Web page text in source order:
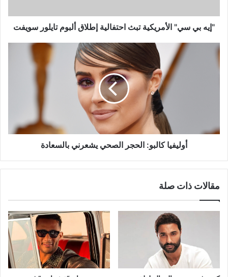
تايلور
سويفت
"إيه بي سي" الأمريكية تبث احتفالية إطلاق ألبوم تايلور سويفت
أوليفيا
الحجر
أوليفيا كالبو: الحجر الصحي يشعرني بالسعادة
مقالات ذات صلة